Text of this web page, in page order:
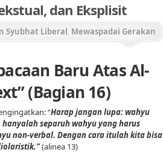
dan Eksplisit
Syubhat Liberal , Mewaspadai Gerakan
Baru Atas Al-
(Bagian 16)
“Harap jangan lupa: wahyu
separuh wahyu yang harus
non-verbal. Dengan cara itulah kita bisa
(alinea 13)